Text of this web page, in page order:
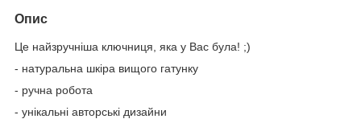
Опис
Це найзручніша ключниця, яка у Вас була! ;)
- натуральна шкіра вищого гатунку
- ручна робота
- унікальні авторські дизайни